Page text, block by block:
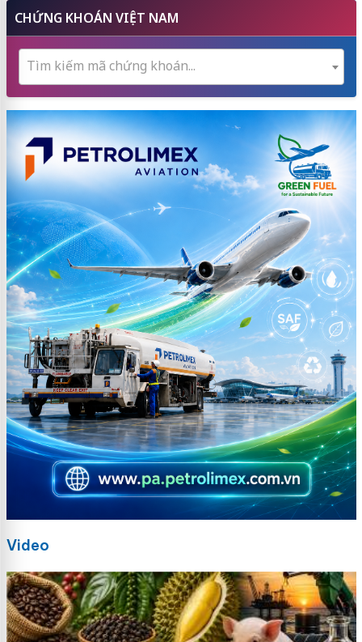
CHỨNG KHOÁN VIỆT NAM
Tìm kiếm mã chứng khoán...
Video